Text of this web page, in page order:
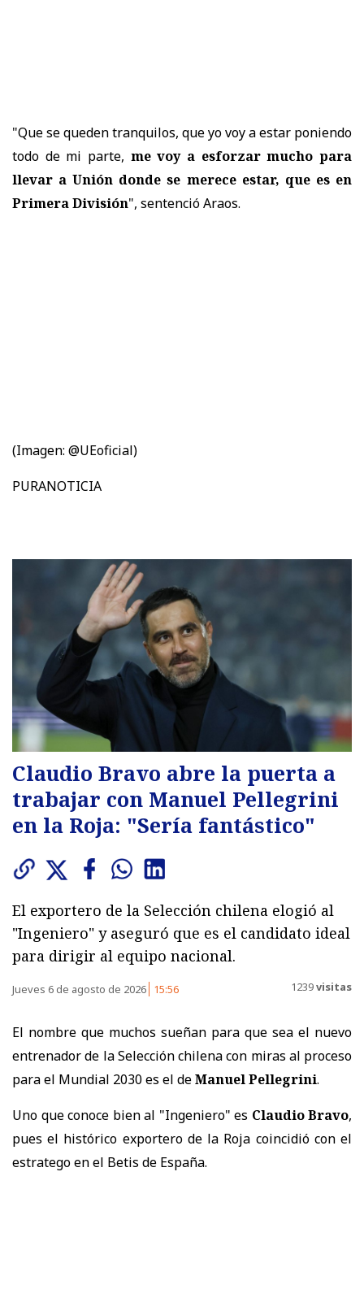
"Que se queden tranquilos, que yo voy a estar poniendo
todo de mi parte, me voy a esforzar mucho para
llevar a Unión donde se merece estar, que es en
Primera División", sentenció Araos.
(Imagen: @UEoficial)
PURANOTICIA
Claudio Bravo abre la puerta a
trabajar con Manuel Pellegrini
en la Roja: "Sería fantástico"
El exportero de la Selección chilena elogió al
"Ingeniero" y aseguró que es el candidato ideal
para dirigir al equipo nacional.
Jueves 6 de agosto de 2026 15:56 1239visitas
El nombre que muchos sueñan para que sea el nuevo
entrenador de la Selección chilena con miras al proceso
para el Mundial 2030 es el deManuel Pellegrini.
Uno que conoce bien al "Ingeniero" es Claudio Bravo,
pues el histórico exportero de la Roja coincidió con el
estratego en el Betis de España.